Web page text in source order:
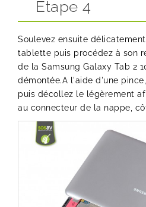
Etape 4
Soulevez ensuite
tablette puis procédez à son
de la Samsung Galaxy Tab 2
démontée.A l'aide d'une
puis décollez le légèrement
au connecteur de la nappe,